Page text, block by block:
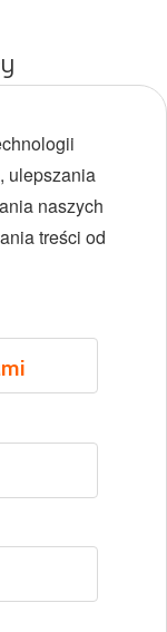
ulepszania
naszych
treści od